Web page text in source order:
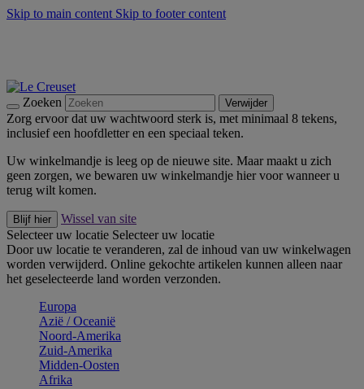
Skip to main content Skip to footer content
Zoeken Verwijder
Zorg ervoor dat uw wachtwoord sterk is, met minimaal 8 tekens,
inclusief een hoofdletter en een speciaal teken.
Uw winkelmandje is leeg op de nieuwe site. Maar maakt u zich
geen zorgen, we bewaren uw winkelmandje hier voor wanneer u
terug wilt komen.
Blijf hier
Wissel van site
Selecteer uw locatie Selecteer uw locatie
Door uw locatie te veranderen, zal de inhoud van uw winkelwagen
worden verwijderd. Online gekochte artikelen kunnen alleen naar
het geselecteerde land worden verzonden.
Europa
Aziё / Oceaniё
Noord-Amerika
Zuid-Amerika
Midden-Oosten
Afrika